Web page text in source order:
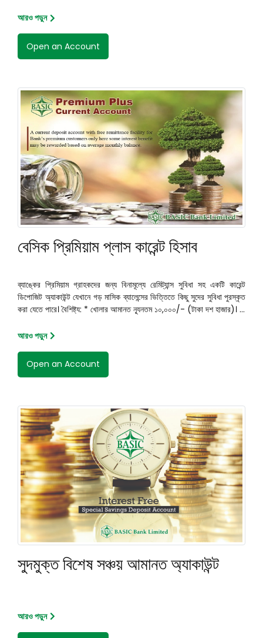
আরও পড়ুন
Open an Account
বেসিক প্রিমিয়াম প্লাস কারেন্ট হিসাব
ব্যাঙ্কের প্রিমিয়াম গ্রাহকদের জন্য বিনামূল্যে রেমিট্যান্স সুবিধা সহ একটি কারেন্ট
ডিপোজিট অ্যাকাউন্ট যেখানে গড় মাসিক ব্যালেন্সের ভিত্তিতে কিছু সুদের সুবিধা পুরস্কৃত
করা যেতে পারে। বৈশিষ্ট্য: * খোলার আমানত ন্যূনতম ১০,০০০/- (টাকা দশ হাজার)। ...
আরও পড়ুন
Open an Account
সুদমুক্ত বিশেষ সঞ্চয় আমানত অ্যাকাউন্ট
আরও পড়ুন